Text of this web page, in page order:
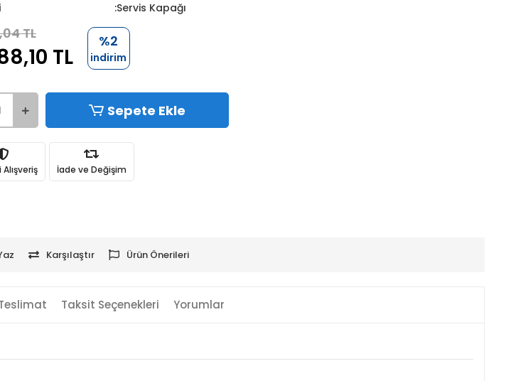
:Servis Kapağı
TL
TL
%2
indirim
Sepete Ekle
İade ve Değişim
Karşılaştır Ürün Önerileri
Taksit Seçenekleri Yorumlar